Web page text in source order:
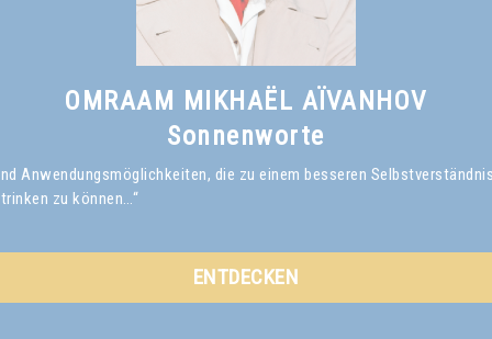
OMRAAM MIKHAËL AÏVANHOV
Sonnenworte
Anwendungsmöglichkeiten, die zu einem besseren
zu können…“
ENTDECKEN